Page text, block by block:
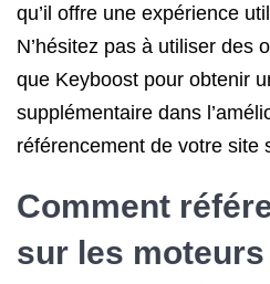
qu’il offre une expérience
N’hésitez pas à utiliser des
que Keyboost pour obtenir
supplémentaire dans
référencement de votre site
Comment
sur les moteurs